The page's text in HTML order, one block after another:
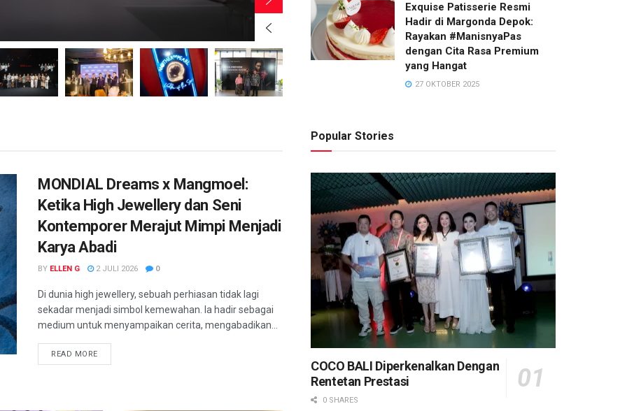
RACHEL OCTAVIA 3 AGUSTUS 2026
MONDIAL Dreams x Mangmoel:
Ketika High Jewellery dan Seni
Kontemporer Merajut Mimpi Menjadi
Karya Abadi
BY ELLEN G 2 JULI 2026 0
Di dunia high jewellery, sebuah perhiasan tidak lagi
sekadar menjadi simbol kemewahan. Ia hadir sebagai
medium untuk menyampaikan cerita, mengabadikan...
READ MORE
Exquise Patisserie Resmi
Hadir di Margonda Depok:
Rayakan #ManisnyaPas
dengan Cita Rasa Premium
yang Hangat
27 OKTOBER 2025
Popular Stories
COCO BALI Diperkenalkan Dengan
Rentetan Prestasi
0 SHARES